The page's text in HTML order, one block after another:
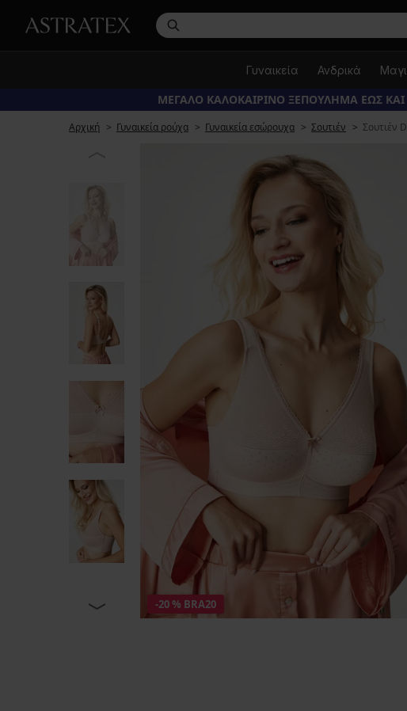
Γυναικεία Ανδρικά
ΜΕΓΑΛΟ ΚΑΛΟΚΑΙΡΙΝΟ ΞΕΠΟΥΛΗΜΑ ΕΩΣ ΚΑΙ
Αρχική Γυναικεία ρούχα Γυναικεία εσώρουχα Σουτιέν Σουτιέν
-20 % BRA20